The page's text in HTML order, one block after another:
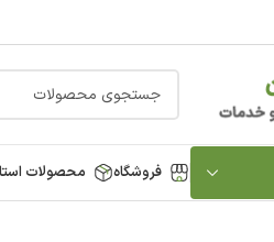
فروشگاه محصولات